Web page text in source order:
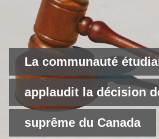
La communauté
applaudit la décision
suprême du Canada